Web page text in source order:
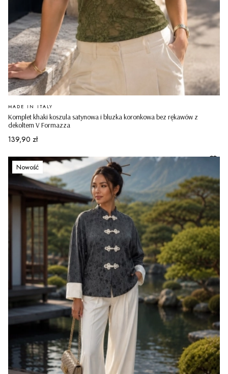
Komplet khaki koszula satynowa i bluzka koronkowa bez rękawów z
dekoltem V Formazza
PRODUCENT
MADE IN ITALY
Cena
139,90 zł
Nowość